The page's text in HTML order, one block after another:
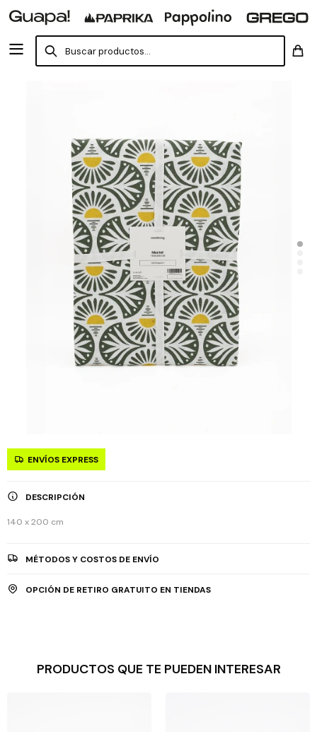
ENVÍOS EXPRESS
DESCRIPCIÓN
140 x 200 cm
MÉTODOS Y COSTOS DE ENVÍO
OPCIÓN DE RETIRO GRATUITO EN TIENDAS
PRODUCTOS QUE TE PUEDEN INTERESAR